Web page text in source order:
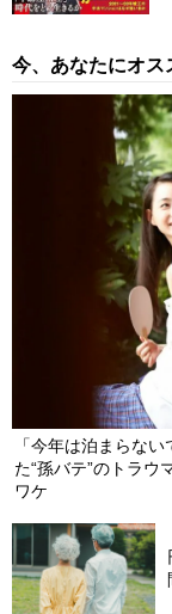
今、あなたにオス
「今年は泊まらな
た“孫バテ”のトラウ
ワケ